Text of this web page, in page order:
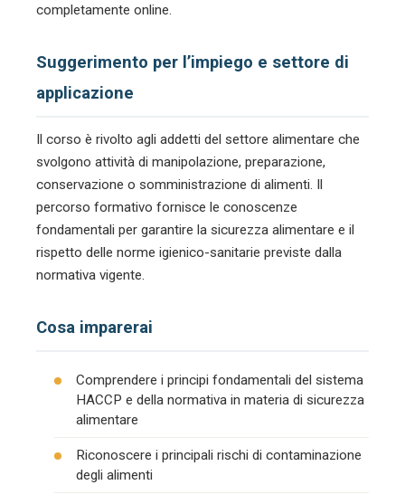
completamente online.
Suggerimento per l’impiego e settore di
applicazione
Il corso è rivolto agli addetti del settore alimentare che
svolgono attività di manipolazione, preparazione,
conservazione o somministrazione di alimenti. Il
percorso formativo fornisce le conoscenze
fondamentali per garantire la sicurezza alimentare e il
rispetto delle norme igienico-sanitarie previste dalla
normativa vigente.
Cosa imparerai
Comprendere i principi fondamentali del sistema
HACCP e della normativa in materia di sicurezza
alimentare
Riconoscere i principali rischi di contaminazione
degli alimenti